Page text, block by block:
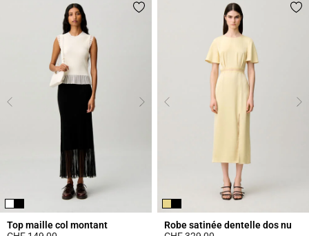
Top maille col montant
Robe satinée dentelle dos nu